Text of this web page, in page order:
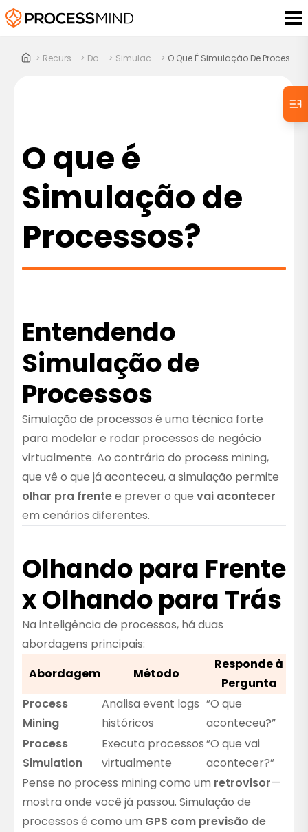
> Recursos > Docs > Simulacao > O Que É Simulação De Processos?
O que é
Simulação de
Processos?
Entendendo
Simulação de
Processos
Simulação de processos é uma técnica forte
para modelar e rodar processos de negócio
virtualmente. Ao contrário do process mining,
que vê o que já aconteceu, a simulação permite
olhar pra frentee prever o que vai acontecer
em cenários diferentes.
Olhando para Frente
x Olhando para Trás
Na inteligência de processos, há duas
abordagens principais:
Abordagem
Método
Responde à
Pergunta
Process
Mining
Analisa event logs
históricos
”O que
aconteceu?”
Process
Simulation
Executa processos
virtualmente
”O que vai
acontecer?”
Pense no process mining como um retrovisor—
mostra onde você já passou. Simulação de
processos é como um GPS com previsão de